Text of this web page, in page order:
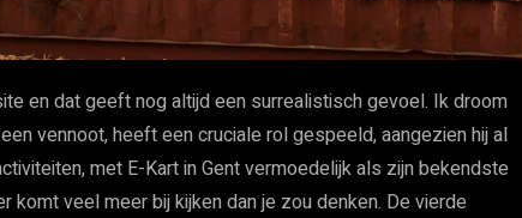
en dat geeft nog altijd een surrealistisch gevoel. Ik droom
vennoot, heeft een cruciale rol gespeeld, aangezien hij al
met E-Kart in Gent vermoedelijk als zijn bekendste
komt veel meer bij kijken dan je zou denken. De vierde